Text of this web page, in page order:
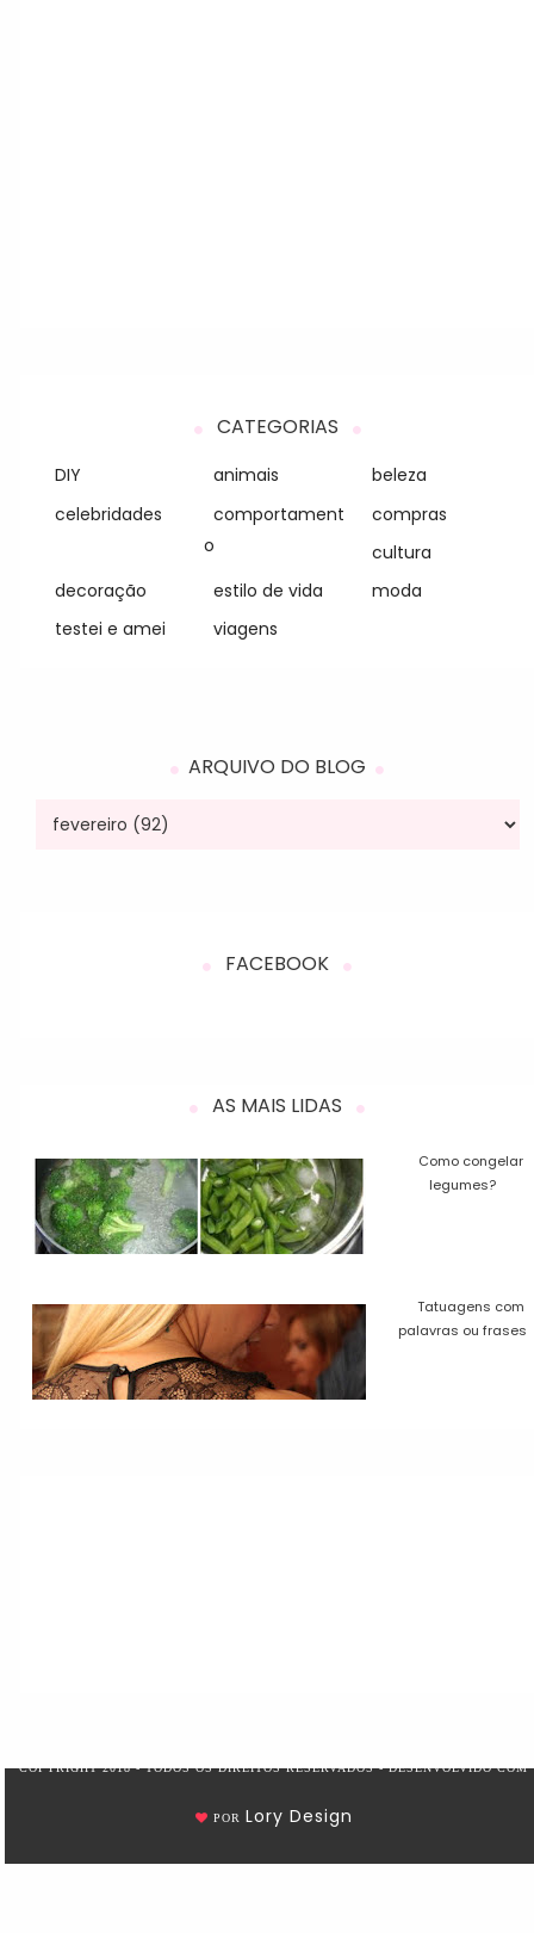
CATEGORIAS
DIY animais
beleza
celebridades
comportament
o
compras
cultura
decoração
estilo de vida
moda
testei e amei
viagens
ARQUIVO DO BLOG
FACEBOOK
AS MAIS LIDAS
Como congelar
legumes?
Tatuagens com
palavras ou frases
COPYRIGHT 2018 - TODOS OS DIREITOS RESERVADOS - DESENVOLVIDO COM
POR Lory Design